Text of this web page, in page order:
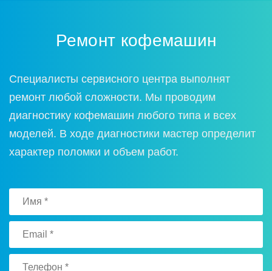
Ремонт кофемашин
Специалисты сервисного центра выполнят
ремонт любой сложности. Мы проводим
диагностику кофемашин любого типа и всех
моделей. В ходе диагностики мастер определит
характер поломки и объем работ.